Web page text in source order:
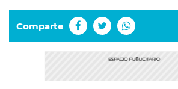
Comparte